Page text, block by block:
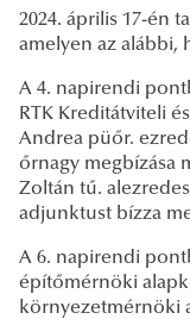
2024. április 17-én
amelyen az alábbi,
A 4. napirendi
RTK Kreditátviteli
Andrea püőr.
őrnagy megbízása
Zoltán tű.
adjunktust bízza
A 6. napirendi
építőmérnöki
környezetmérnöki